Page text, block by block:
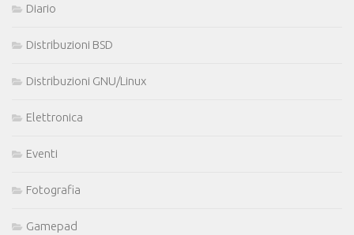
Diario
Distribuzioni BSD
Distribuzioni GNU/Linux
Elettronica
Eventi
Fotografia
Gamepad